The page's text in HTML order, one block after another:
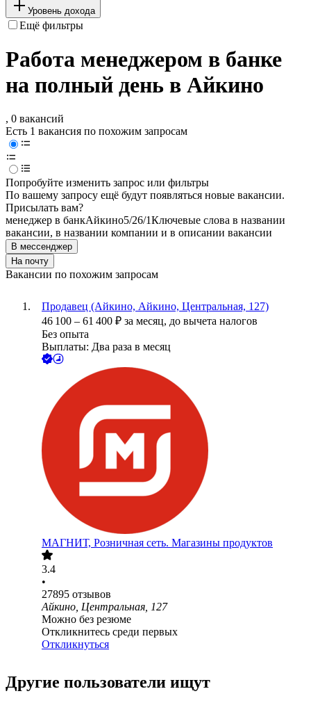
Уровень дохода
Ещё фильтры
Работа менеджером в банке
на полный день в Айкино
, 0 вакансий
Есть 1 вакансия по похожим запросам
Попробуйте изменить запрос или фильтры
По вашему запросу ещё будут появляться новые вакансии.
Присылать вам?
менеджер в банкАйкино5/26/1Ключевые слова в названии
вакансии, в названии компании и в описании вакансии
В мессенджер
На почту
Вакансии по похожим запросам
Продавец (Айкино, Айкино, Центральная, 127)
46 100 – 61 400 ₽ за месяц, до вычета налогов
Без опыта
Выплаты: Два раза в месяц
МАГНИТ, Розничная сеть. Магазины продуктов
3.4
•
27895 отзывов
Айкино, Центральная, 127
Можно без резюме
Откликнитесь среди первых
Откликнуться
Другие пользователи ищут